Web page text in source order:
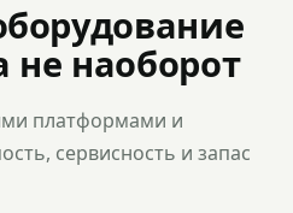
не наоборот
платформами и
сервисность и запас